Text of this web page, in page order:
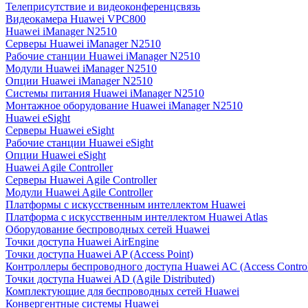
Телеприсутствие и видеоконференцсвязь
Видеокамера Huawei VPC800
Huawei iManager N2510
Серверы Huawei iManager N2510
Рабочие станции Huawei iManager N2510
Модули Huawei iManager N2510
Опции Huawei iManager N2510
Системы питания Huawei iManager N2510
Монтажное оборудование Huawei iManager N2510
Huawei eSight
Серверы Huawei eSight
Рабочие станции Huawei eSight
Опции Huawei eSight
Huawei Agile Controller
Серверы Huawei Agile Controller
Модули Huawei Agile Controller
Платформы с искусственным интеллектом Huawei
Платформа с искусственным интеллектом Huawei Atlas
Оборудование беспроводных сетей Huawei
Точки доступа Huawei AirEngine
Точки доступа Huawei AP (Access Point)
Контроллеры беспроводного доступа Huawei AC (Access
Точки доступа Huawei AD (Agile Distributed)
Комплектующие для беспроводных сетей Huawei
Конвергентные системы Huawei